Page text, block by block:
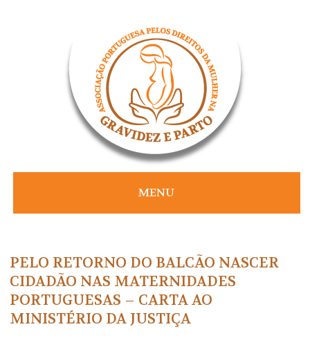
MENU
PELO RETORNO DO BALCÃO NASCER
CIDADÃO NAS MATERNIDADES
PORTUGUESAS – CARTA AO
MINISTÉRIO DA JUSTIÇA